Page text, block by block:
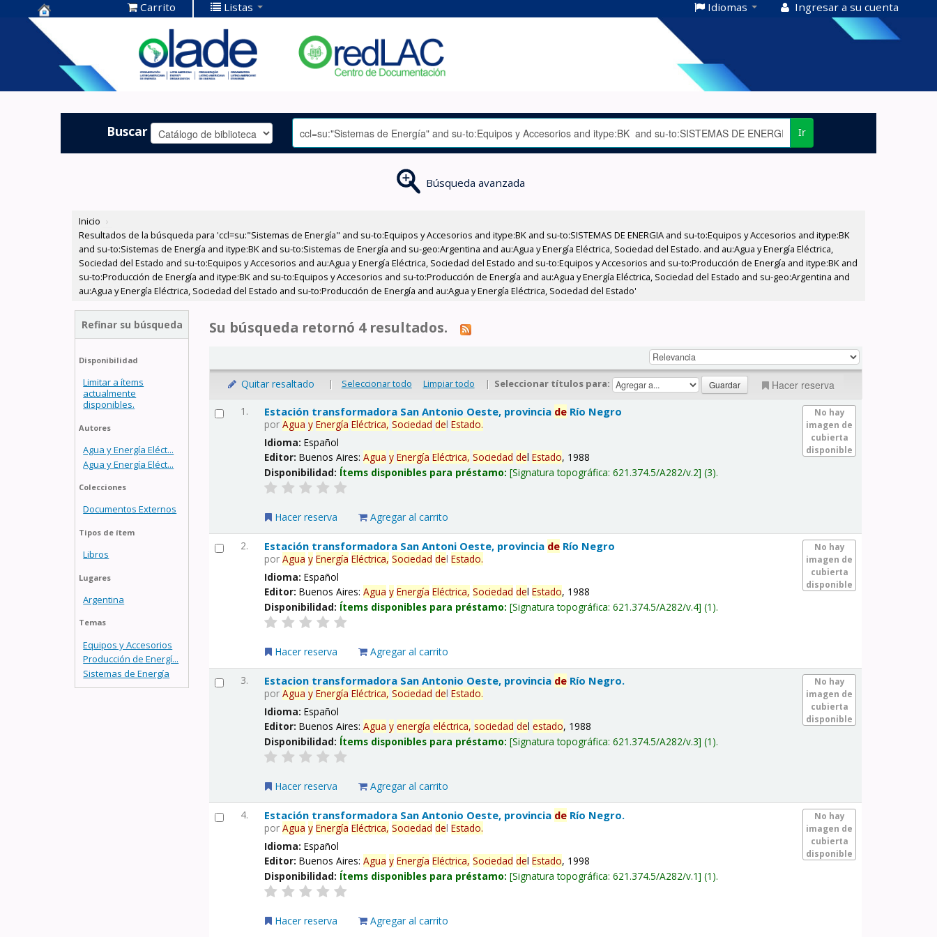
Centro de
Documentación
OLADE -
Carrito Listas Idiomas Ingresar a su cuenta
Buscar Ir
Búsqueda avanzada
Inicio ›
Resultados de la búsqueda para 'ccl=su:"Sistemas de Energía" and su-to:Equipos y Accesorios and itype:BK and su-to:SISTEMAS DE ENERGIA and su-to:Equipos y Accesorios and itype:BK
and su-to:Sistemas de Energía and itype:BK and su-to:Sistemas de Energía and su-geo:Argentina and au:Agua y Energía Eléctrica, Sociedad del Estado. and au:Agua y Energía Eléctrica,
Sociedad del Estado and su-to:Equipos y Accesorios and au:Agua y Energía Eléctrica, Sociedad del Estado and su-to:Equipos y Accesorios and su-to:Producción de Energía and itype:BK and
su-to:Producción de Energía and itype:BK and su-to:Equipos y Accesorios and su-to:Producción de Energía and au:Agua y Energía Eléctrica, Sociedad del Estado and su-geo:Argentina and
au:Agua y Energía Eléctrica, Sociedad del Estado and su-to:Producción de Energía and au:Agua y Energía Eléctrica, Sociedad del Estado'
Refinar su búsqueda
Disponibilidad
Limitar a ítems
actualmente
disponibles.
Autores
Agua y Energía Eléct...
Agua y Energía Eléct...
Colecciones
Documentos Externos
Tipos de ítem
Libros
Lugares
Argentina
Temas
Equipos y Accesorios
Producción de Energí...
Sistemas de Energía
Su búsqueda retornó 4 resultados.
Quitar resaltado | Seleccionar todo Limpiar todo | Seleccionar títulos para: Hacer reserva
1.
No hay
imagen de
cubierta
disponible
Estación transformadora San Antonio Oeste, provincia de Río Negro
porAgua y Energía Eléctrica, Sociedad delEstado.
Idioma:Español
Editor:Buenos Aires:Agua y Energía Eléctrica, Sociedad delEstado, 1988
Disponibilidad: Ítems disponibles para préstamo: Signatura topográfica:621.374.5/A282/v.2 (3).
Hacer reserva Agregar al carrito
2.
No hay
imagen de
cubierta
disponible
Estación transformadora San Antoni Oeste, provincia de Río Negro
porAgua y Energía Eléctrica, Sociedad delEstado.
Idioma:Español
Editor:Buenos Aires:Agua y Energía Eléctrica, Sociedad delEstado, 1988
Disponibilidad: Ítems disponibles para préstamo: Signatura topográfica:621.374.5/A282/v.4 (1).
Hacer reserva Agregar al carrito
3.
No hay
imagen de
cubierta
disponible
Estacion transformadora San Antonio Oeste, provincia de Río Negro.
porAgua y Energía Eléctrica, Sociedad delEstado.
Idioma:Español
Editor:Buenos Aires:Agua y energía eléctrica, sociedad delestado, 1988
Disponibilidad: Ítems disponibles para préstamo: Signatura topográfica:621.374.5/A282/v.3 (1).
Hacer reserva Agregar al carrito
4.
No hay
imagen de
cubierta
disponible
Estación transformadora San Antonio Oeste, provincia de Río Negro.
porAgua y Energía Eléctrica, Sociedad delEstado.
Idioma:Español
Editor:Buenos Aires:Agua y Energía Eléctrica, Sociedad delEstado, 1998
Disponibilidad: Ítems disponibles para préstamo: Signatura topográfica:621.374.5/A282/v.1 (1).
Hacer reserva Agregar al carrito